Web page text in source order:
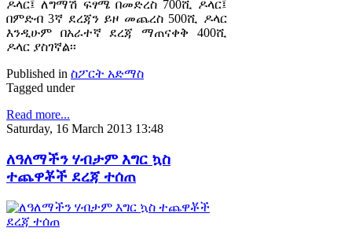
ዶላር፤ ለግማሽ ፍፃሜ በመድረስ 700ሺ ዶላር፤
በምድብ 3ኛ ደረጃን ይዞ መጨረስ 500ሺ ዶላር
እንዲሁም በአራተኛ ደረጃ ማጠናቀቅ 400ሺ
ዶላር ያስገኛል፡፡
Published in ስፖርት አድማስ
Tagged under
Read more...
Saturday, 16 March 2013 13:48
ለዓለማችን ሃብታም እግር ኳስ
ተጨዋቾች ደረጃ ተሰጠ